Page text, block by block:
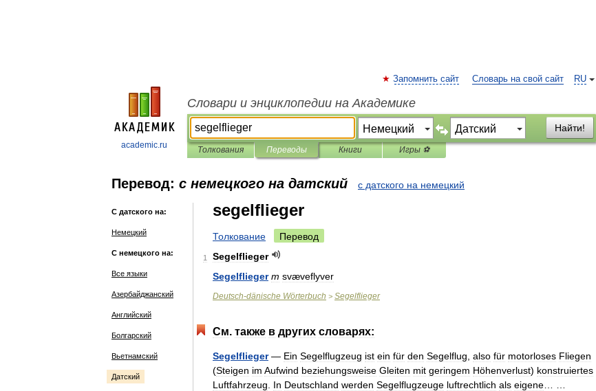
academic.ru
RU
Запомнить сайт Словарь на свой сайт
Словари и энциклопедии на Академике
Найти!
Толкования Переводы Книги Игры ⚽
Перевод: с немецкого на датский с датского на немецкий
С датского на:
Немецкий
С немецкого на:
Все языки
Азербайджанский
Английский
Болгарский
Вьетнамский
Датский
segelflieger
Толкование Перевод
1
Segelflieger
Segelflieger m svæveflyver
Deutsch-dänische Wörterbuch > Segelflieger
См. также в других словарях:
Segelflieger— Ein Segelflugzeug ist ein für den Segelflug also für motorloses Fliegen
(Steigen im Aufwind beziehungsweise Gleiten mit geringem Höhenverlust) konstruiertes
Luftfahrzeug
In Deutschland werden Segelflugzeuge luftrechtlich als eigene